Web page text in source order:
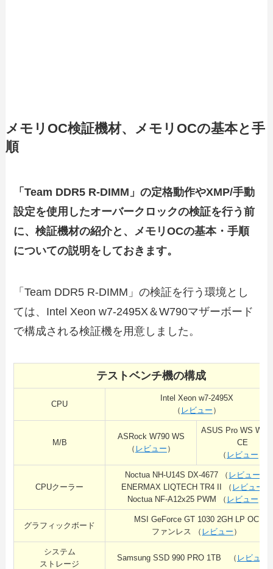
メモリOC検証機材、メモリOCの基本と手
順
「Team DDR5 R-DIMM」の定格動作やXMP/手動
設定を使用したオーバークロックの検証を行う前
に、検証機材の紹介と、メモリOCの基本・手順
についての説明をしておきます。
「Team DDR5 R-DIMM」の検証を行う環境とし
ては、Intel Xeon w7-2495X＆W790マザーボード
で構成される検証機を用意しました。
テストベンチ機の構成
CPU
Intel Xeon w7-2495X
（ レビュー ）
M/B
ASRock W790 WS
（ レビュー ）
ASUS Pro WS
CE
（ レビュー
CPUクーラー
Noctua NH-U14S DX-4677 （ レビュー
ENERMAX LIQTECH TR4 II （ レビュー
Noctua NF-A12x25 PWM （ レビュー
グラフィックボード
MSI GeForce GT 1030 2GH LP OC
ファンレス （ レビュー ）
システム
ストレージ
Samsung SSD 990 PRO 1TB （ レビュー